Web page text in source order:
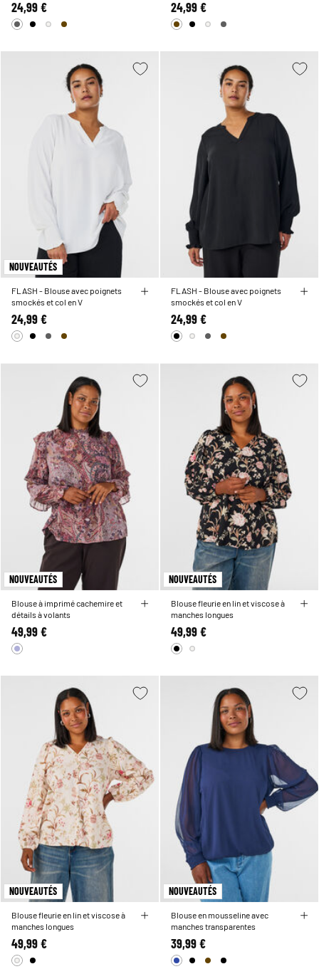
24,99 € 24,99 €
NOUVEAUTÉS
FLASH - Blouse avec poignets
smockés et col en V
24,99 €
FLASH - Blouse avec poignets
smockés et col en V
24,99 €
NOUVEAUTÉS
Blouse à imprimé cachemire et
détails à volants
49,99 €
NOUVEAUTÉS
Blouse fleurie en lin et viscose à
manches longues
49,99 €
NOUVEAUTÉS
Blouse fleurie en lin et viscose à
manches longues
49,99 €
NOUVEAUTÉS
Blouse en mousseline avec
manches transparentes
39,99 €